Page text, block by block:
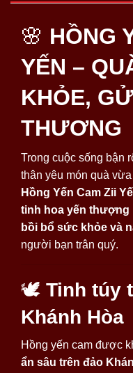
🌸 HỒNG
YẾN –
KHỎE,
THƯƠNG
Trong cuộc sống bận
thân yêu món quà vừa
Hồng Yến Cam Zii
tinh hoa yến thượng
bồi bổ sức khỏe và
người bạn trân quý.
🕊 Tinh túy
Khánh Hòa
Hồng yến cam được
ẩn sâu trên đảo